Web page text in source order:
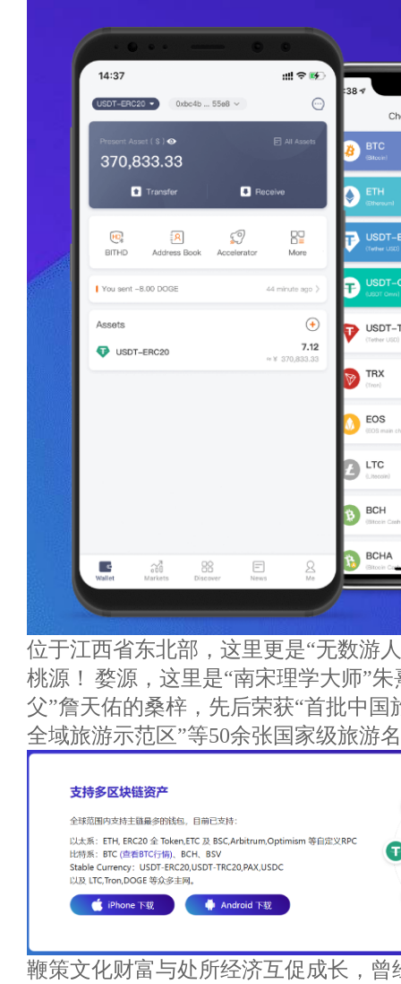
位于江西省东北部，这里更是“无数游
桃源！ 婺源，这里是“南宋理学大师”
父”詹天佑的桑梓，先后荣获“首批中国
全域旅游示范区”等50余张国家级旅游
鞭策文化财富与处所经济互促成长，曾